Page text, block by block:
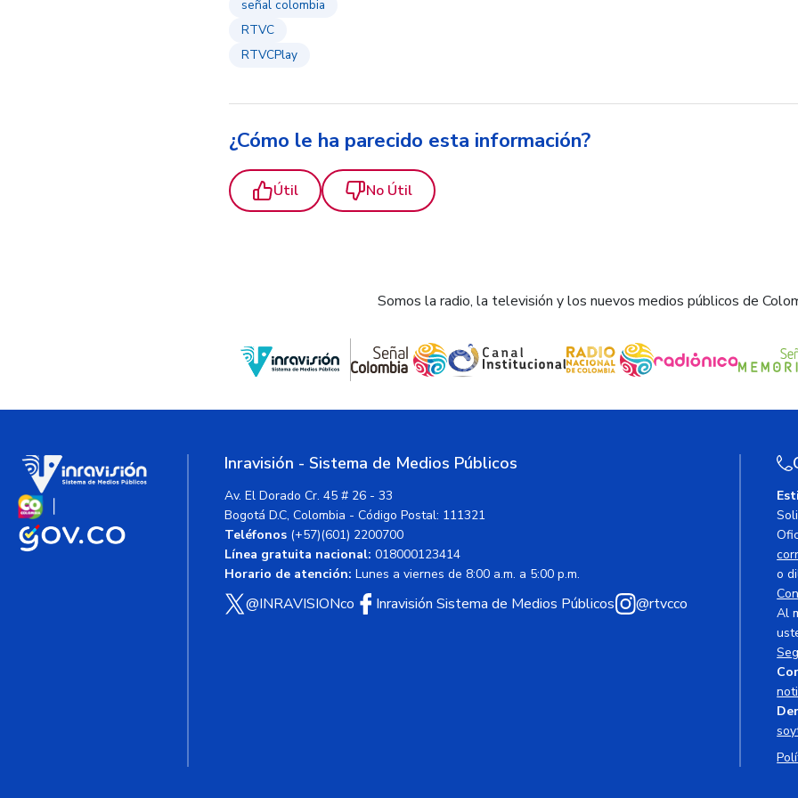
señal colombia
RTVC
RTVCPlay
¿Cómo le ha parecido esta información?
Útil No Útil
Somos la radio, la televisión y los nuevos medios públicos de
Inravisión - Sistema de Medios Públicos
Av. El Dorado Cr. 45 # 26 - 33
Bogotá D.C, Colombia - Código Postal: 111321
Teléfonos (+57)(601) 2200700
Línea gratuita nacional: 018000123414
Horario de atención: Lunes a viernes de 8:00 a.m. a 5:00 p.m.
@INRAVISIONco Inravisión Sistema de Medios Públicos @rtvcco
o
Al